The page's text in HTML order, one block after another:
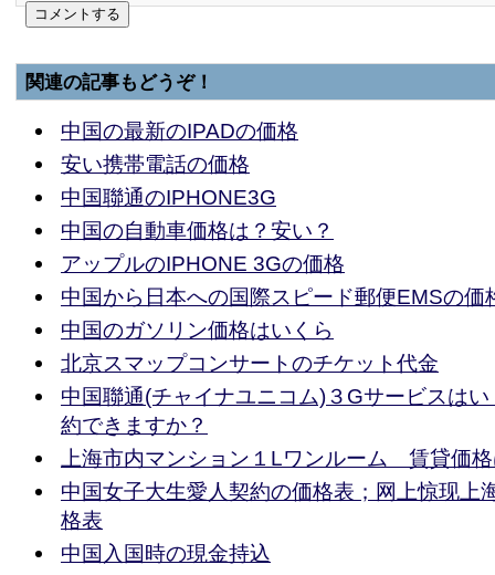
関連の記事もどうぞ！
中国の最新のIPADの価格
安い携帯電話の価格
中国聯通のIPHONE3G
中国の自動車価格は？安い？
アップルのIPHONE 3Gの価格
中国から日本への国際スピード郵便EMSの価
中国のガソリン価格はいくら
北京スマップコンサートのチケット代金
中国聯通(チャイナユニコム)３Gサービスは
約できますか？
上海市内マンション１Lワンルーム 賃貸価
中国女子大生愛人契約の価格表；网上惊现上
格表
中国入国時の現金持込